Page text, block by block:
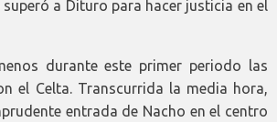
a Dituro para hacer justicia en el
durante este primer periodo las
el Celta. Transcurrida la media hora,
entrada de Nacho en el centro